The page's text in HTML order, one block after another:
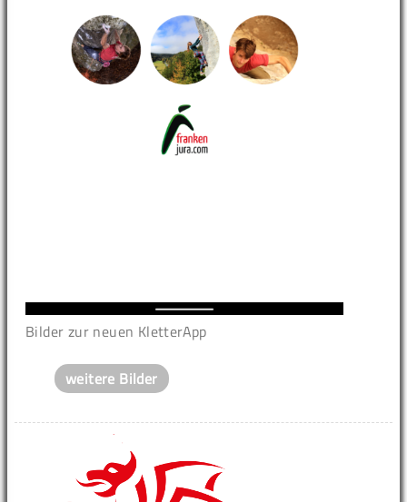
Bilder zur neuen KletterApp
weitere Bilder